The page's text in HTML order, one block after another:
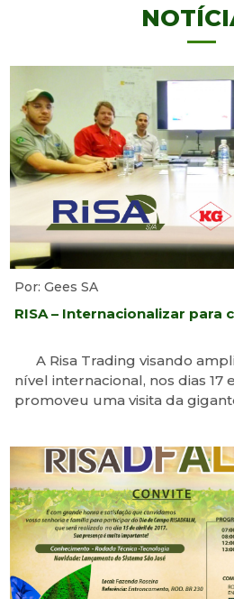
Por: Gees SA
RISA – Internacionalizar para
A Risa Trading visando
nível internacional, nos dias 17
promoveu uma visita da